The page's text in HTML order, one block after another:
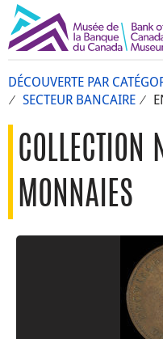
DÉCOUVERTE PAR
SECTEUR BANCAIRE
COLLECTION
MONNAIES